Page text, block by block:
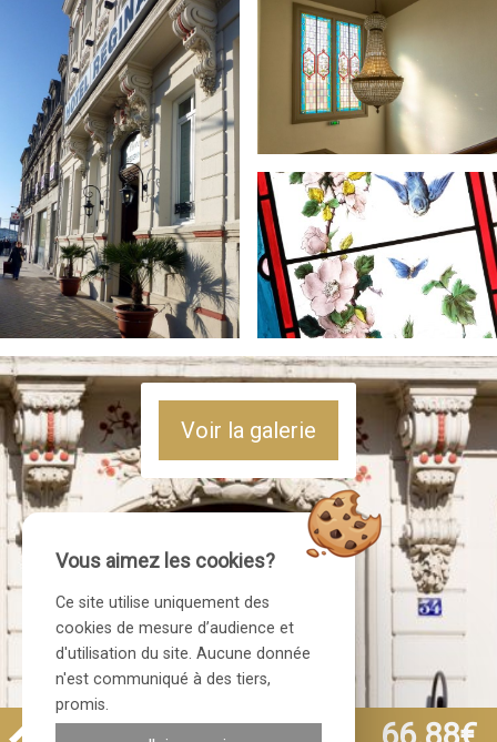
Voir la galerie
Site officiel
Vous aimez les cookies?
Ce site utilise uniquement des
cookies de mesure d’audience et
d'utilisation du site. Aucune donnée
n'est communiqué à des tiers,
promis.